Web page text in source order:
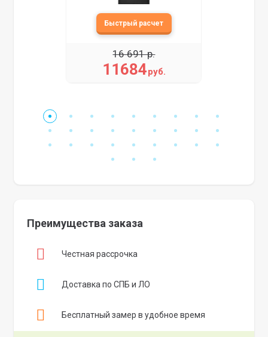
11684руб.
16 691 р.
Преимущества заказа
Честная рассрочка
Доставка по СПБ и ЛО
Бесплатный замер в удобное время